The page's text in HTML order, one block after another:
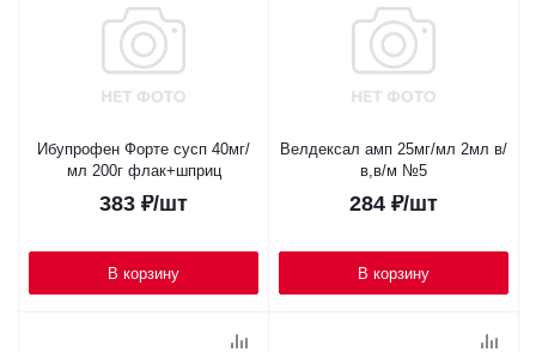
Ибупрофен Форте сусп 40мг/
мл 200г флак+шприц
383 ₽/шт
В корзину
Велдексал амп 25мг/мл 2мл в/
в,в/м №5
284 ₽/шт
В корзину